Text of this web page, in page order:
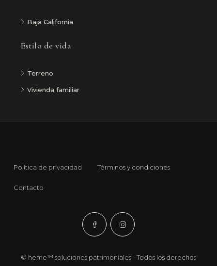
Baja California
Estilo de vida
Terreno
Vivienda familiar
Política de privacidad Términos y condiciones
Contacto
© heme™ soluciones patrimoniales - Todos los derechos